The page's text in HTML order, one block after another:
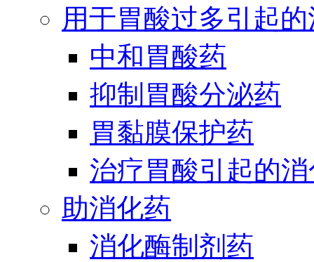
用于胃酸过多引起
中和胃酸药
抑制胃酸分泌药
胃黏膜保护药
治疗胃酸引起的
助消化药
消化酶制剂药